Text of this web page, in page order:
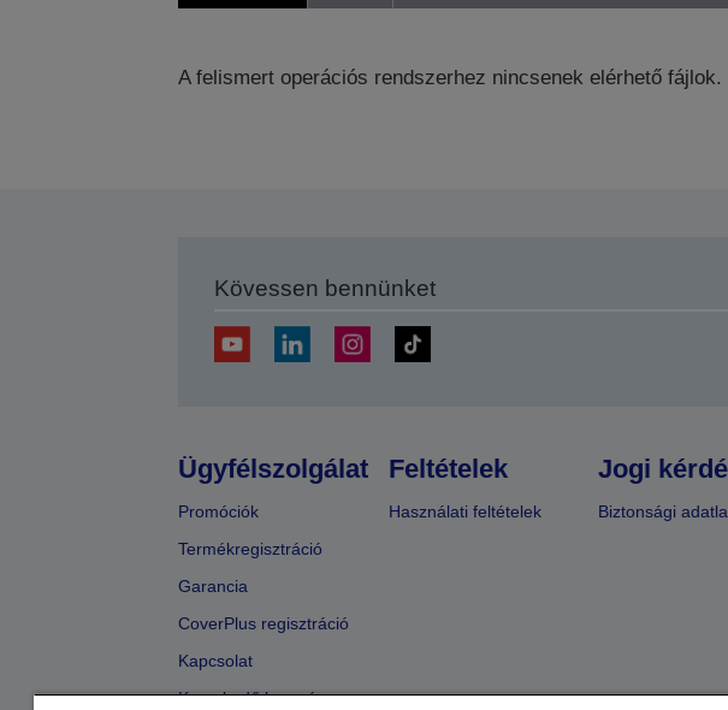
A felismert operációs rendszerhez nincsenek elérhető
Kövessen bennünket
Ügyfélszolgálat
Promóciók
Termékregisztráció
Garancia
CoverPlus regisztráció
Kapcsolat
Kereskedő keresése
Feltételek
Használati feltételek
Jogi
Biztonsági